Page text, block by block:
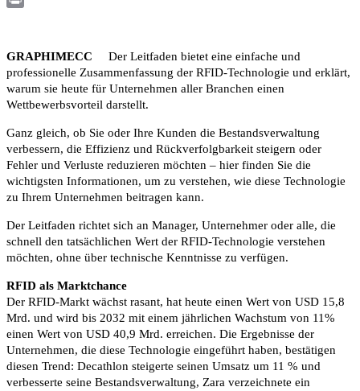
GRAPHIMECC Der Leitfaden bietet eine einfache und
professionelle Zusammenfassung der RFID-Technologie und erklärt,
warum sie heute für Unternehmen aller Branchen einen
Wettbewerbsvorteil darstellt.
Ganz gleich, ob Sie oder Ihre Kunden die Bestandsverwaltung
verbessern, die Effizienz und Rückverfolgbarkeit steigern oder
Fehler und Verluste reduzieren möchten – hier finden Sie die
wichtigsten Informationen, um zu verstehen, wie diese Technologie
zu Ihrem Unternehmen beitragen kann.
Der Leitfaden richtet sich an Manager, Unternehmer oder alle, die
schnell den tatsächlichen Wert der RFID-Technologie verstehen
möchten, ohne über technische Kenntnisse zu verfügen.
RFID als Marktchance
Der RFID-Markt wächst rasant, hat heute einen Wert von USD 15,8
Mrd. und wird bis 2032 mit einem jährlichen Wachstum von 11%
einen Wert von USD 40,9 Mrd. erreichen. Die Ergebnisse der
Unternehmen, die diese Technologie eingeführt haben, bestätigen
diesen Trend: Decathlon steigerte seinen Umsatz um 11 % und
verbesserte seine Bestandsverwaltung, Zara verzeichnete ein